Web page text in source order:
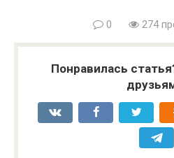
0 274
Понравилась